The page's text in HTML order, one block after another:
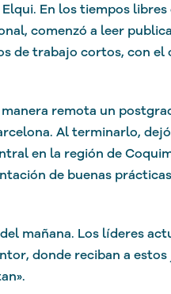
En los tiempos
comenzó a leer
de trabajo cortos, con el
remota un
Al terminarlo,
en la región de
de buenas
mañana. Los líderes
donde reciban a